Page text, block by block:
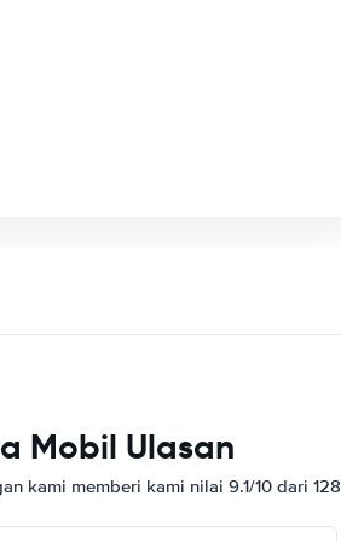
Mobil Ulasan
kami memberi kami nilai 9.1/10 dari